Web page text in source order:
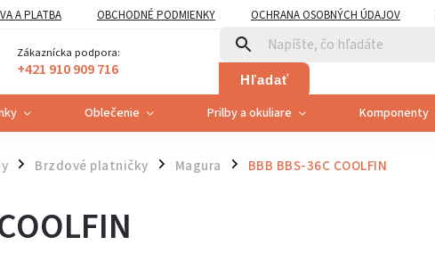
A PLATBA OBCHODNÉ PODMIENKY OCHRANA OSOBNÝCH ÚDAJOV
POUČENIE O UPLATNENÍ PRÁVA SPOTREBITEĽA NA ODSTÚPENIE
Zákaznícka podpora:
+421 910 909 716 Hľadať
Oblečenie Prilby a okuliare Komponenty
/ Brzdové platničky / Magura / BBB BBS-36C COOLFIN